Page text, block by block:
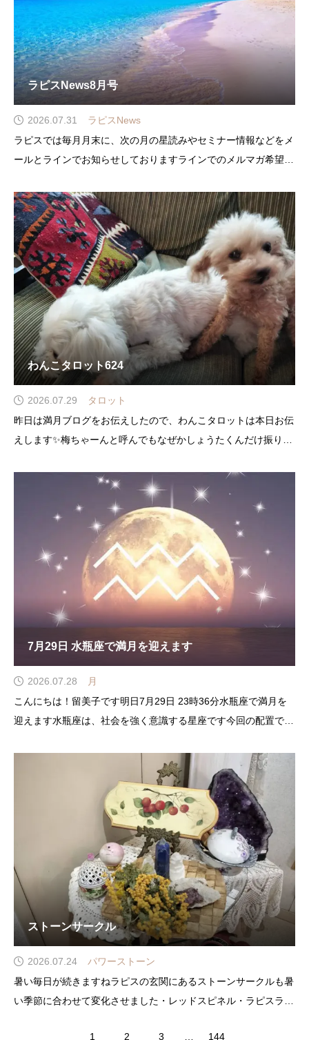
ラピスNews8月号
2026.07.31
ラピスNews
ラピスでは毎月月末に、次の月の星読みやセミナー情報などをメ
ールとラインでお知らせしておりますラインでのメルマガ希望は
月号をお届けします8月…暑い毎日が続きますね8月は日食、月食
わんこタロット624
2026.07.29
タロット
昨日は満月ブログをお伝えしたので、わんこタロットは本日お伝
えします✨梅ちゃーんと呼んでもなぜかしょうたくんだけ振り向
くれました(*^^*)カード
7月29日 水瓶座で満月を迎えます
2026.07.28
月
こんにちは！留美子です明日7月29日 23時36分水瓶座で満月を
迎えます水瓶座は、社会を強く意識する星座です今回の配置では
の線で結ばれていますさらに今年の特徴でもある
ストーンサークル
2026.07.24
パワーストーン
暑い毎日が続きますねラピスの玄関にあるストーンサークルも暑
い季節に合わせて変化させました・レッドスピネル・ラピスラズ
1 2 3 144